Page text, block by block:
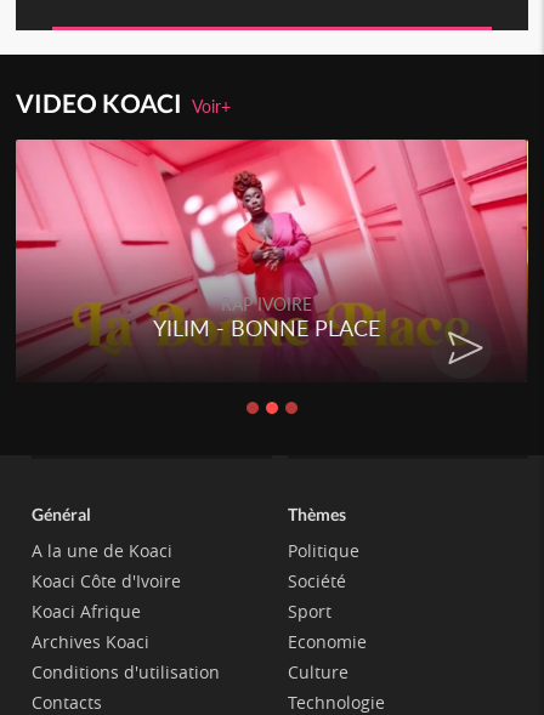
VIDEO KOACIVoir+
RAP IVOIRE
YILIM - BONNE PLACE
Général
A la une de Koaci
Koaci Côte d'Ivoire
Koaci Afrique
Archives Koaci
Conditions d'utilisation
Contacts
Thèmes
Politique
Société
Sport
Economie
Culture
Technologie